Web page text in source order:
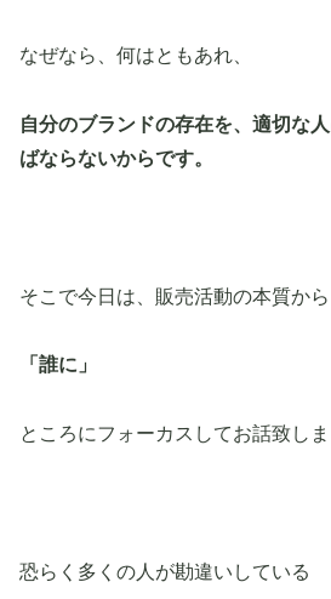
なぜなら、何はともあれ、
自分のブランドの存在を、適切な
ばならないからです。
そこで今日は、販売活動の本質から
「誰に」
ところにフォーカスしてお話致しま
恐らく多くの人が勘違いしている